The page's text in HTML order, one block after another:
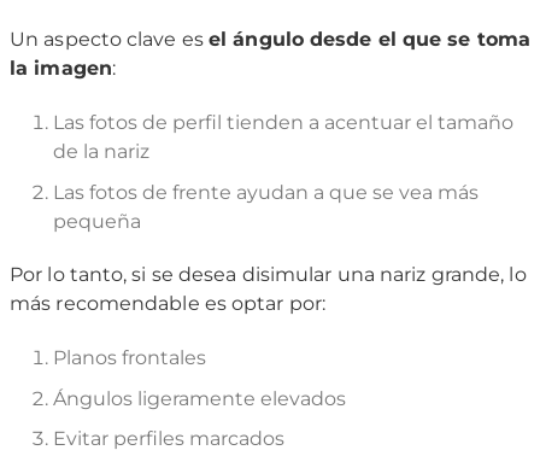
Un aspecto clave es el ángulo desde el que se toma
la imagen:
Las fotos de perfil tienden a acentuar el tamaño
de la nariz
Las fotos de frente ayudan a que se vea más
pequeña
Por lo tanto, si se desea disimular una nariz grande, lo
más recomendable es optar por:
Planos frontales
Ángulos ligeramente elevados
Evitar perfiles marcados